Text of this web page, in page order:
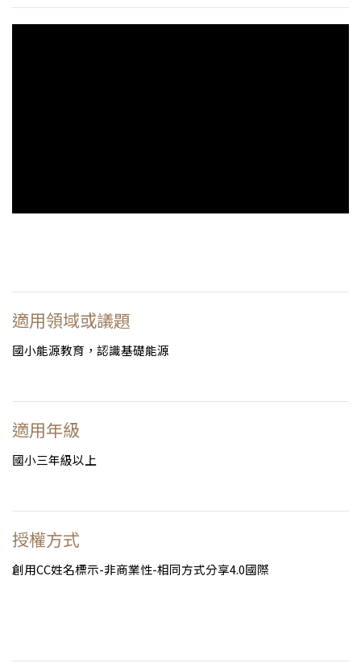
適用領域或議題
國小能源教育，認識基礎能源
適用年級
國小三年級以上
授權方式
創用CC姓名標示-非商業性-相同方式分享4.0國際